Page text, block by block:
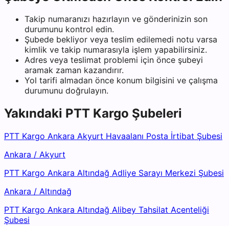
Takip numaranızı hazırlayın ve gönderinizin son
durumunu kontrol edin.
Şubede bekliyor veya teslim edilemedi notu varsa
kimlik ve takip numarasıyla işlem yapabilirsiniz.
Adres veya teslimat problemi için önce şubeyi
aramak zaman kazandırır.
Yol tarifi almadan önce konum bilgisini ve çalışma
durumunu doğrulayın.
Yakındaki PTT Kargo Şubeleri
PTT Kargo Ankara Akyurt Havaalanı Posta İrtibat Şubesi
Ankara / Akyurt
PTT Kargo Ankara Altındağ Adliye Sarayı Merkezi Şubesi
Ankara / Altındağ
PTT Kargo Ankara Altındağ Alibey Tahsilat Acenteliği
Şubesi